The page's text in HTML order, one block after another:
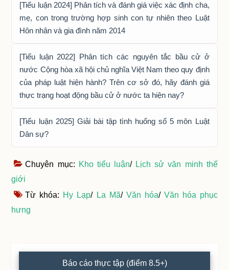
[Tiểu luận 2024] Phân tích và đánh giá việc xác định cha,
mẹ, con trong trường hợp sinh con tự nhiên theo Luật
Hôn nhân và gia đình năm 2014
[Tiểu luận 2022] Phân tích các nguyên tắc bầu cử ở
nước Cộng hòa xã hội chủ nghĩa Việt Nam theo quy định
của pháp luật hiện hành? Trên cơ sở đó, hãy đánh giá
thực trạng hoạt động bầu cử ở nước ta hiện nay?
[Tiểu luận 2025] Giải bài tập tình huống số 5 môn Luật
Dân sự?
Chuyên mục: Kho tiểu luận/ Lịch sử văn minh thế
giới
Từ khóa: Hy Lạp/ La Mã/ Văn hóa/ Văn hóa phục
hưng
Primary
Báo cáo thực tập (điểm 8.5+)